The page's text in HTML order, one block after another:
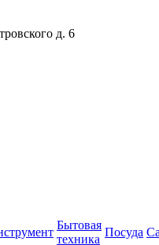
д. 6
Бытовая
техника
Посуда